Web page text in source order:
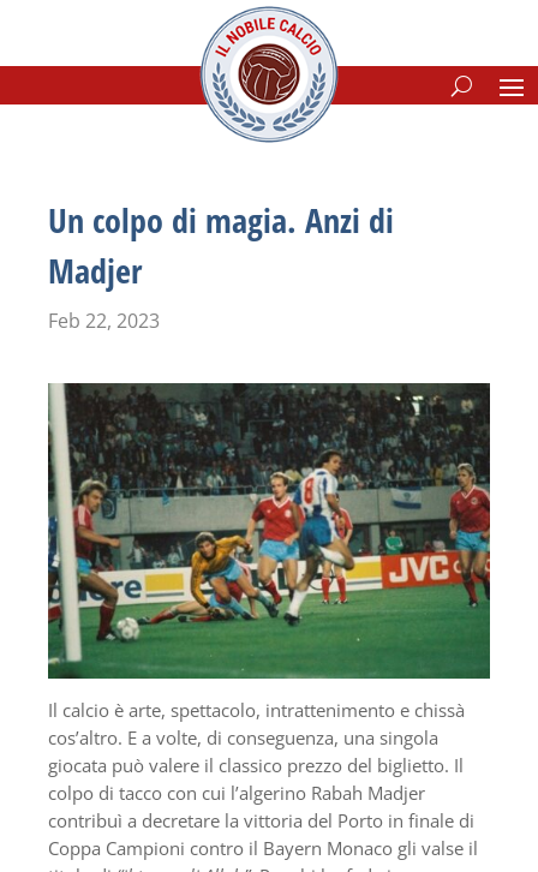
Un colpo di magia. Anzi di
Madjer
Feb 22, 2023
Il calcio è arte, spettacolo, intrattenimento e chissà
cos’altro. E a volte, di conseguenza, una singola
giocata può valere il classico prezzo del biglietto. Il
colpo di tacco con cui l’algerino Rabah Madjer
contribuì a decretare la vittoria del Porto in finale di
Coppa Campioni contro il Bayern Monaco gli valse il